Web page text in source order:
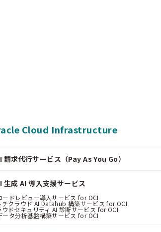
Cloud Infrastructure
請求代行サービス（Pay As You Go）
生成 AI 導入支援サービス
ードレビュー導入サービス for OCI
チクラウド AI Datahub 構築サービス for OCI
ウドセキュリティ AI 診断サービス for OCI
ータ分析基盤構築サービス for OCI